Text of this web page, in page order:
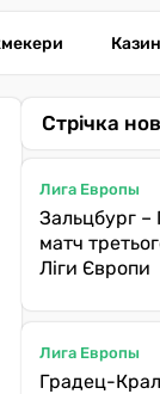
Стрічка
Лига Европы
Зальцбург
матч
Ліги Європи
Лига Европы
Градец-